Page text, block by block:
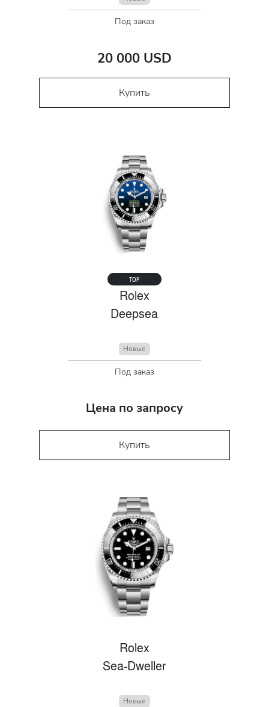
Под заказ
20 000 USD
Купить
TOP
Rolex
Deepsea
Новые
Под заказ
Цена по запросу
Купить
Rolex
Sea-Dweller
Новые